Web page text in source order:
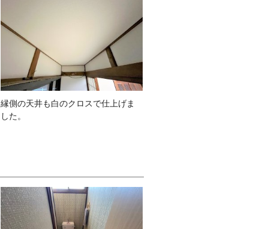
縁側の天井も白のクロスで仕上げま
した。